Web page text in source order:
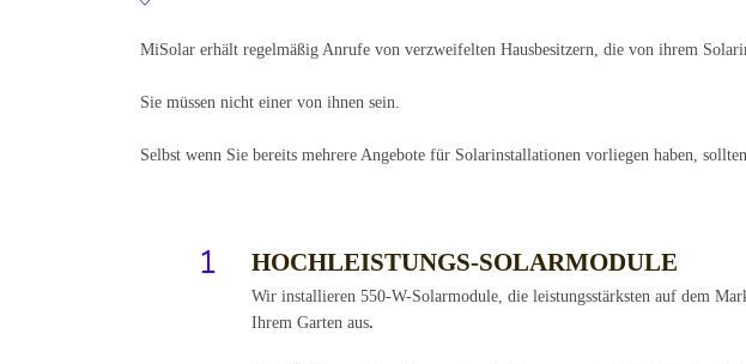
MiSolar erhält regelmäßig Anrufe von verzweifelten Hausbesitzern, die von ihrem
Sie müssen nicht einer von ihnen sein.
Selbst wenn Sie bereits mehrere Angebote für Solarinstallationen vorliegen haben,
HOCHLEISTUNGS-SOLARMODULE
Wir installieren 550-W-Solarmodule, die leistungsstärksten auf dem
Ihrem Garten aus.